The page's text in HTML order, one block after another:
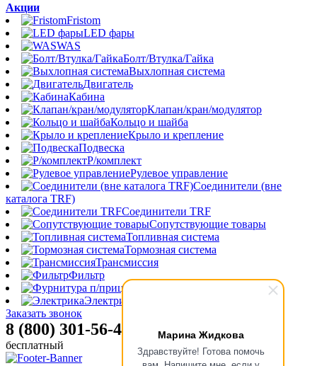
Марина Жидкова
Здравствуйте! Готова помочь
Акции
Fristom
LED фары
WAS
Болт/Втулка/Гайка
Выхлопная система
Двигатель
Кабина
Клапан/кран/модулятор
Кольцо и шайба
Крыло и крепление
Подвеска
Р/комплект
Рулевое управление
Соединители (вне
каталога TRF)
Соединители TRF
Сопутствующие товары
Топливная система
Тормозная система
Трансмиссия
Фильтр
Электрика
Заказать звонок
8 (800) 301-56-47
бесплатный